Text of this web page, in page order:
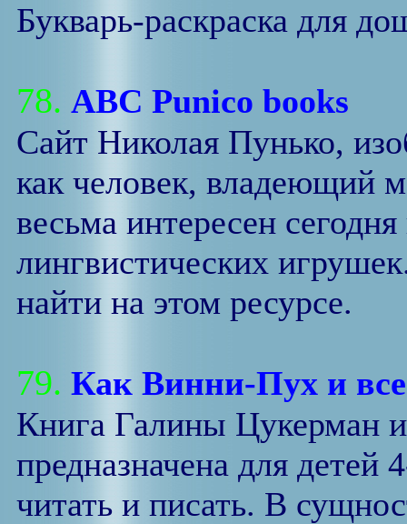
Букварь-раскраска для
78. ABC Punico books
Сайт Николая Пунько,
как человек, владеющий
весьма интересен
лингвистических
найти на этом ресурсе.
79. Как Винни-Пух и
Книга Галины Цукерман
предназначена для
читать и писать. В